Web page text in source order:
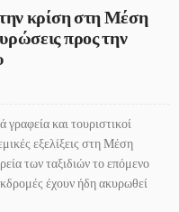
κρίση στη Μέση
προς την
και τουριστικοί
εξελίξεις στη Μέση
των ταξιδιών το επόμενο
έχουν ήδη ακυρωθεί